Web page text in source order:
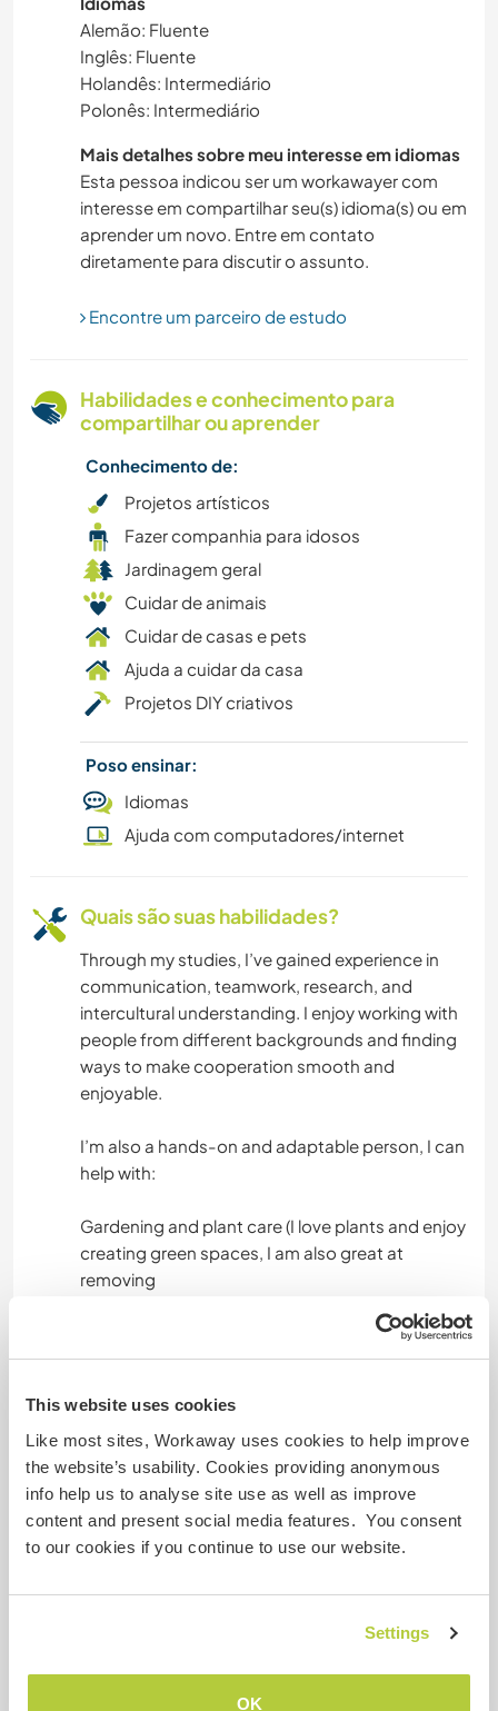
This website uses cookies
Like most sites, Workaway uses cookies to help improve
the website’s usability. Cookies providing anonymous
info help us to analyse site use as well as improve
content and present social media features. You consent
to our cookies if you continue to use our website.
Settings
OK
AUTODESENVOLVIMENTO
VEGETARIANO/VEGANO
CUIDAR DE PLANTAS
CARPINTARIA
ARTE E DESIGN
FOTOGRAFIA
IDIOMAS
CULINÁRIA E COMIDA
ANIMAIS
YOGA/BEM-ESTAR
FITNESS
MONTANHAS
CICLISMO
ATIVIDADES AO AR LIVRE
ESPORTES DE INVERNO
VELEJAR/NAVEGAR
NATURALEZA
Alemão: Fluente
Inglês: Fluente
Holandês: Intermediário
Polonês: Intermediário
Mais detalhes sobre meu interesse em idiomas
Esta pessoa indicou ser um workawayer com
interesse em compartilhar seu(s) idioma(s) ou em
aprender um novo. Entre em contato
diretamente para discutir o assunto.
Encontre um parceiro de estudo
Habilidades e conhecimento para
compartilhar ou aprender
Conhecimento de:
Projetos artísticos
Fazer companhia para idosos
Jardinagem geral
Cuidar de animais
Cuidar de casas e pets
Ajuda a cuidar da casa
Projetos DIY criativos
Poso ensinar:
Idiomas
Ajuda com computadores/internet
Quais são suas habilidades?
Through my studies, I’ve gained experience in
communication, teamwork, research, and
intercultural understanding. I enjoy working with
people from different backgrounds and finding
ways to make cooperation smooth and
enjoyable.
I’m also a hands-on and adaptable person, I can
help with:
Gardening and plant care (I love plants and enjoy
creating green spaces, I am also great at
removing
Animal care, especially horses and and cats
and goats)
Cooking, especially pescetarian and vegetarian
dishes
Organizing spaces, cleaning, and maintaining
Helping with language practice (English, German,
Creative tasks — from decorating and